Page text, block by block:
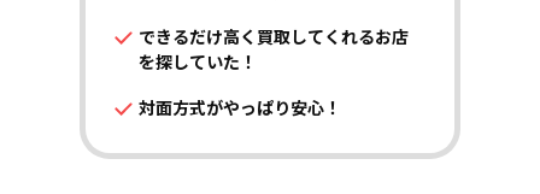
できるだけ高く買取してくれるお店
を探していた！
対面方式がやっぱり安心！